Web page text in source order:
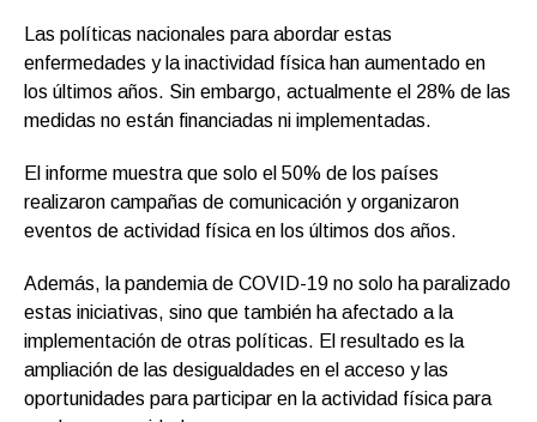
Las políticas nacionales para abordar estas
enfermedades y la inactividad física han aumentado en
los últimos años. Sin embargo, actualmente el 28% de las
medidas no están financiadas ni implementadas.
El informe muestra que solo el 50% de los países
realizaron campañas de comunicación y organizaron
eventos de actividad física en los últimos dos años.
Además, la pandemia de COVID-19 no solo ha paralizado
estas iniciativas, sino que también ha afectado a la
implementación de otras políticas. El resultado es la
ampliación de las desigualdades en el acceso y las
oportunidades para participar en la actividad física para